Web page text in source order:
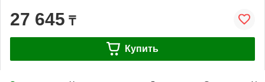
27 645 ₸
Купить